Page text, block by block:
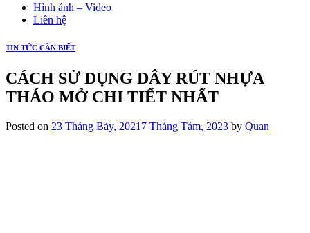
Hình ảnh – Video
Liên hệ
TIN TỨC CẦN BIẾT
CÁCH SỬ DỤNG DÂY RÚT NHỰA
THÁO MỞ CHI TIẾT NHẤT
Posted on 23 Tháng Bảy, 2021 7 Tháng Tám, 2023 by Quan